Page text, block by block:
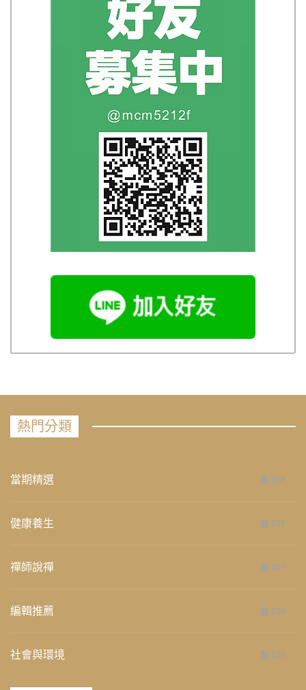
熱門分類
當期精選 658
健康養生 276
禪師說禪 267
編輯推薦 236
社會與環境 235